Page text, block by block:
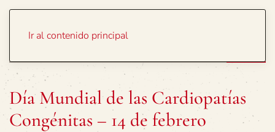
Ir al contenido principal
Día Mundial de las Cardiopatías
Congénitas – 14 de febrero